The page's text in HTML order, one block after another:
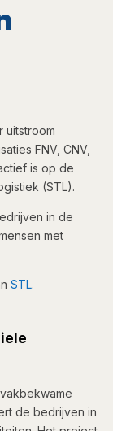
uitstroom
FNV, CNV,
is op de
(STL).
in de
met
STL.​
de bedrijven in